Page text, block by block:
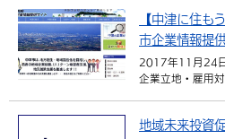
【中津に住も
市企業情報提
2017年11月24日
企業立地・雇用
地域未来投資